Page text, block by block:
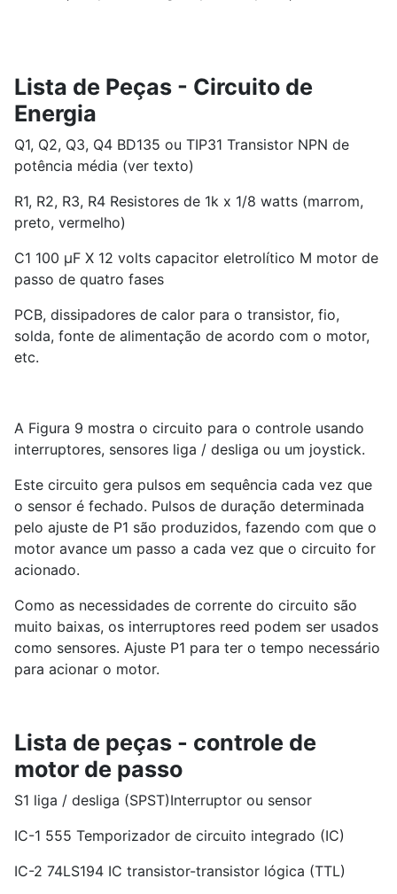
Lista de Peças - Circuito de
Energia
Q1, Q2, Q3, Q4 BD135 ou TIP31 Transistor NPN de
potência média (ver texto)
R1, R2, R3, R4 Resistores de 1k x 1/8 watts (marrom,
preto, vermelho)
C1 100 µF X 12 volts capacitor eletrolítico M motor de
passo de quatro fases
PCB, dissipadores de calor para o transistor, fio,
solda, fonte de alimentação de acordo com o motor,
etc.
A Figura 9 mostra o circuito para o controle usando
interruptores, sensores liga / desliga ou um joystick.
Este circuito gera pulsos em sequência cada vez que
o sensor é fechado. Pulsos de duração determinada
pelo ajuste de P1 são produzidos, fazendo com que o
motor avance um passo a cada vez que o circuito for
acionado.
Como as necessidades de corrente do circuito são
muito baixas, os interruptores reed podem ser usados ​​
como sensores. Ajuste P1 para ter o tempo necessário
para acionar o motor.
Lista de peças - controle de
motor de passo
S1 liga / desliga (SPST)Interruptor ou sensor
IC-1 555 Temporizador de circuito integrado (IC)
IC-2 74LS194 IC transistor-transistor lógica (TTL)